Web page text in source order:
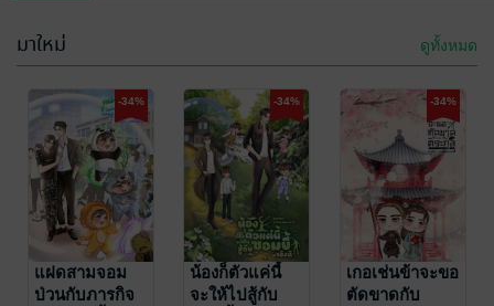
มาใหม่ ดูทั้งหมด
-34%
แฝดสามจอม
ป่วนกับภารกิจ
-34%
น้องก็ตัวแค่นี้
จะให้ไปสู้กับ
-34%
เกอเช่นข้าจะขอ
ตัดขาดกับ